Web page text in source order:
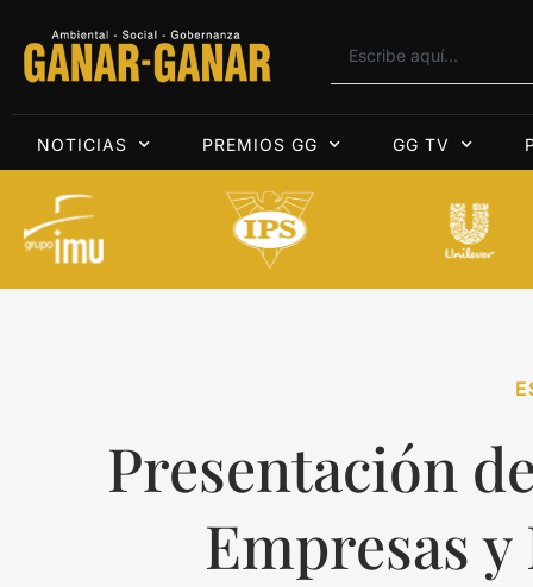
NOTICIAS PREMIOS GG GG TV
Presentación
Empresas